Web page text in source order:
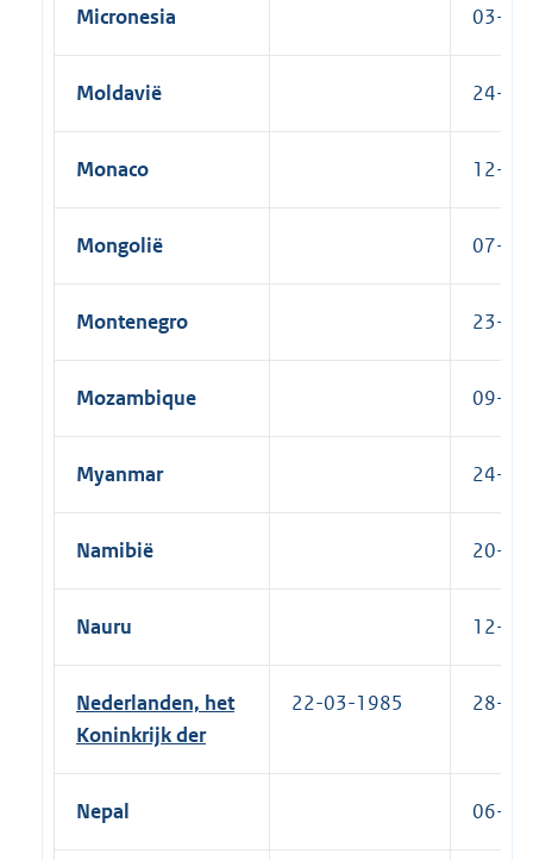
Micronesia 03-
Moldavië 24-
Monaco 12-
Mongolië 07-
Montenegro 23-
Mozambique 09-
Myanmar 24-
Namibië 20-
Nauru 12-
Nederlanden, het
Koninkrijk der
22-03-1985 28-
Nepal 06-